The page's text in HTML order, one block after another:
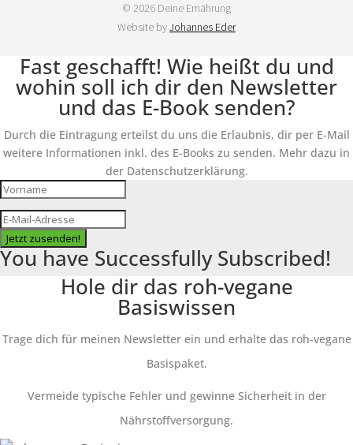
© 2026 Deine Ernährung
Website byJohannes Eder
Fast geschafft! Wie heißt du und
wohin soll ich dir den Newsletter
und das E-Book senden?
Durch die Eintragung erteilst du uns die Erlaubnis, dir per E-Mail
weitere Informationen inkl. des E-Books zu senden. Mehr dazu in
der Datenschutzerklärung.
Jetzt zusenden!
You have Successfully Subscribed!
Hole dir das roh-vegane
Basiswissen
Trage dich für meinen Newsletter ein und erhalte das roh-vegane
Basispaket.
Vermeide typische Fehler und gewinne Sicherheit in der
Nährstoffversorgung.